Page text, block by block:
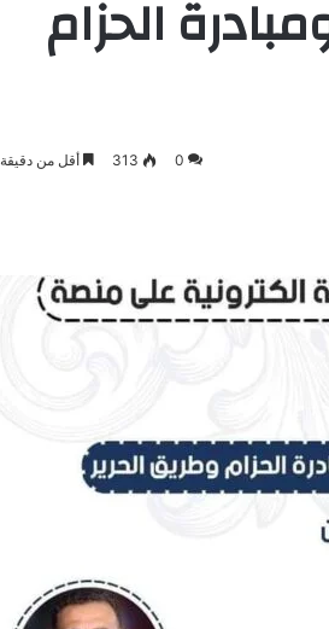
الحزام
0
313 أقل من دقيقة